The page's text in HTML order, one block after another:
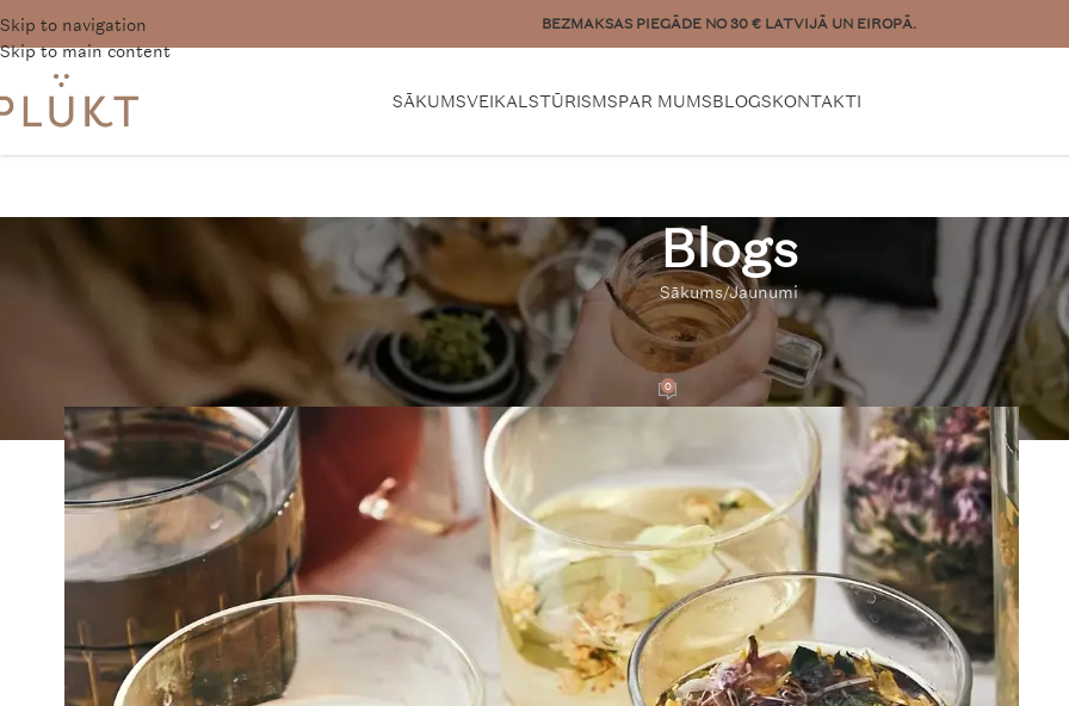
Skip to navigation
Skip to main content
Vēlies lielāku pasūtījumu? Sazinies: pasutijumi@plukttea.com
SĀKUMSVEIKALSTŪRISMSPAR MUMSBLOGSKONTAKTI
Blogs
Sākums Jaunumi
JAUNUMI
Recepte: krēmīgais zaļās tējas kokteilis
PLŪKT TeamOn 13/10/2024 0